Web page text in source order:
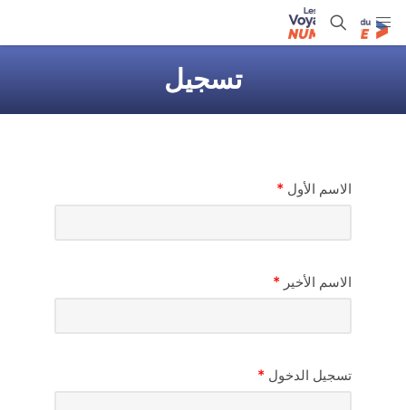
تسجيل
الاسم الأول *
الاسم الأخير *
تسجيل الدخول *